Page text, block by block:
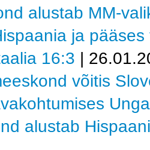
alustab MM-
ja
16:3 |
võitis
alustab